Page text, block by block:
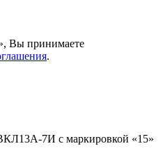
Вы принимаете
.
7И с маркировкой «15»